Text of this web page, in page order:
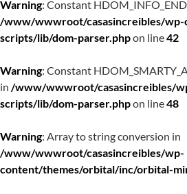
Warning: Constant
/www/wwwroot/casasincreibles/
scripts/lib/dom-parser.phpon line42
Warning: Constant
in /www/wwwroot/casasincreibles/
scripts/lib/dom-parser.phpon line48
Warning: Array to string conversion in
/www/wwwroot/casasincreibles/wp-
content/themes/orbital/inc/orbital-